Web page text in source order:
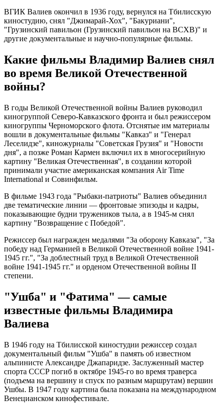
ВГИК Валиев окончил в 1936 году, вернулся на Тбилисскую
киностудию, снял "Джимарай-Хох", "Бакуриани",
"Грузинский павильон (Грузинский павильон на ВСХВ)" и
другие документальные и научно-популярные фильмы.
Какие фильмы Владимир Валиев снял
во время Великой Отечественной
войны?
В годы Великой Отечественной войны Валиев руководил
киногруппой Северо-Кавказского фронта и был режиссером
киногруппы Черноморского флота. Отснятые им материалы
вошли в документальные фильмы "Кавказ" и "Генерал
Леселидзе", киножурналы "Советская Грузия" и "Новости
дня", а позже Роман Кармен включил их в многосерийную
картину "Великая Отечественная", в создании которой
принимали участие американская компания Air Time
International и Совинфильм.
В фильме 1943 года "Рыбаки-патриоты" Валиев объединил
две тематические линии — фронтовые эпизоды и кадры,
показывающие будни тружеников тыла, а в 1945-м снял
картину "Возвращение с Победой".
Режиссер был награжден медалями "За оборону Кавказа", "За
победу над Германией в Великой Отечественной войне 1941-
1945 гг.", "За доблестный труд в Великой Отечественной
войне 1941-1945 гг." и орденом Отечественной войны II
степени.
"Ушба" и "Фатима" — самые
известные фильмы Владимира
Валиева
В 1946 году на Тбилисской киностудии режиссер создал
документальный фильм "Ушба" в память об известном
альпинисте Александре Джапаридзе. Заслуженный мастер
спорта СССР погиб в октябре 1945-го во время траверса
(подъема на вершину и спуск по разным маршрутам) вершин
Ушбы. В 1947 году картина была показана на международном
Венецианском кинофестивале.